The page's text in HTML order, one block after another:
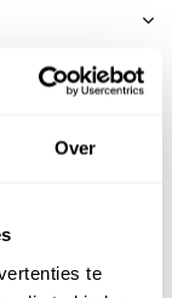
Over
te